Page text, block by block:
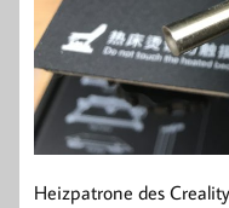
Heizpatrone des